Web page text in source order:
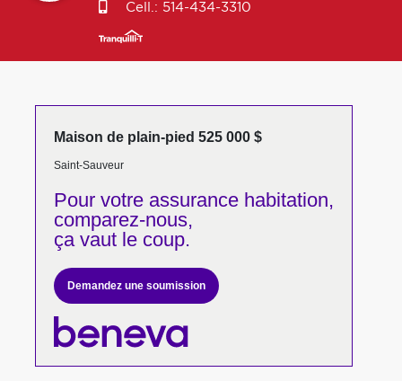
Cell.: 514-434-3310
Maison de plain-pied 525 000 $
Saint-Sauveur
Pour votreassurance habitation,
comparez-nous,
ça vaut le coup.
Demandez une soumission